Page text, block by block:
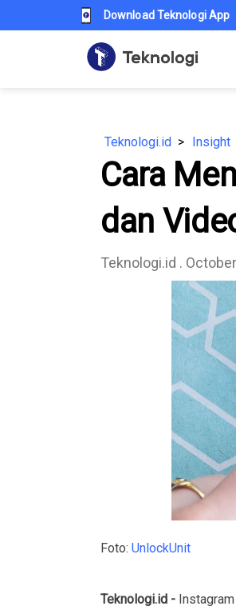
Download Teknologi App
Teknologi.id Insight
Cara
dan
Teknologi.id .
Foto: UnlockUnit
Teknologi.id -